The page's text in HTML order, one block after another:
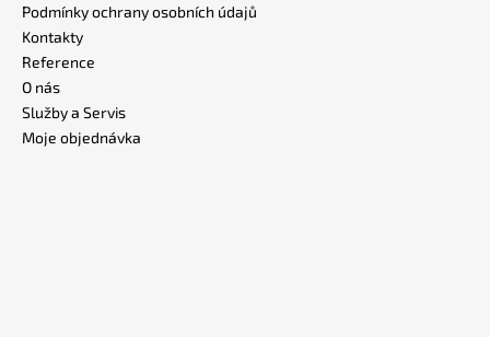
Podmínky ochrany osobních údajů
Kontakty
Reference
O nás
Služby a Servis
Moje objednávka